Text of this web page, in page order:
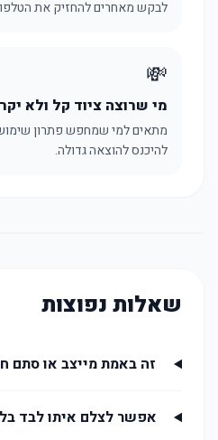
לבקש מאחרים להחזיק את
💸
מי שרוצה ציוד קל ולא יקר
מתאים למי שמחפש פתרון שימושי
להיכנס להוצאה גדולה.
שאלות נפוצות
זה באמת מייצב או סתם
אפשר לצלם איתו לבד